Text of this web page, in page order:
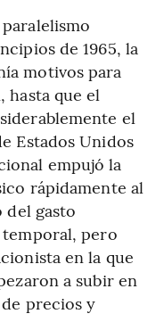
de 1965, la
motivos para
hasta que el
el
Estados Unidos
empujó la
rápidamente al
del gasto
pero
en la que
a subir en
precios y